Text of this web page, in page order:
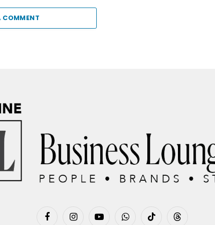
COMMENT
FacebookInstagramYouTubeWhatsAppTikTok Threads